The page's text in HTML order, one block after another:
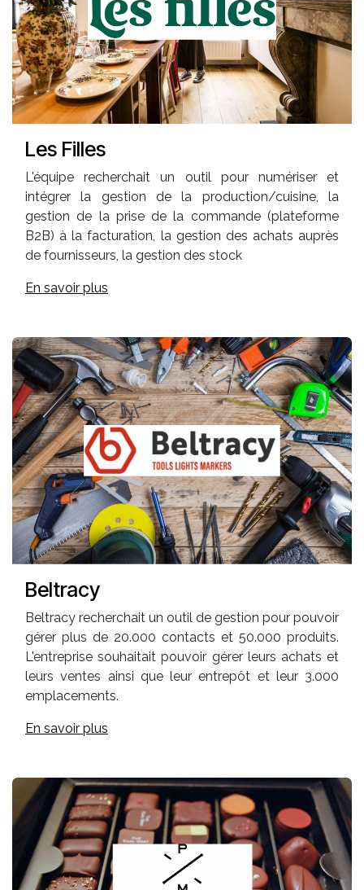
Les Filles
L'équipe recherchait un outil pour numériser et
intégrer la gestion de la production/cuisine, la
gestion de la prise de la commande (plateforme
B2B) à la facturation, la gestion des achats auprès
de fournisseurs, la gestion des stock
En savoir plus
Beltracy
Beltracy recherchait un outil de gestion pour pouvoir
gérer plus de 20.000 contacts et 50.000 produits.
L'entreprise souhaitait pouvoir gérer leurs achats et
leurs ventes ainsi que leur entrepôt et leur 3.000
emplacements.
En savoir plus